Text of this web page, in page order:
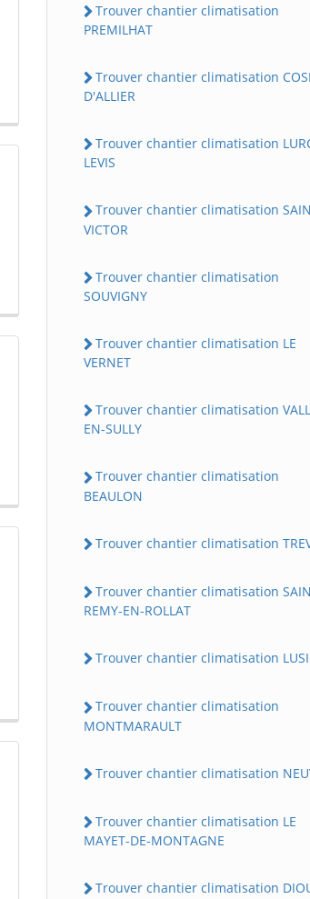
Trouver chantier climatisation
PREMILHAT
Trouver chantier climatisation
D'ALLIER
Trouver chantier climatisation
LEVIS
Trouver chantier climatisation
VICTOR
Trouver chantier climatisation
SOUVIGNY
Trouver chantier climatisation LE
VERNET
Trouver chantier climatisation
EN-SULLY
Trouver chantier climatisation
BEAULON
Trouver chantier climatisation
Trouver chantier climatisation
REMY-EN-ROLLAT
Trouver chantier climatisation
Trouver chantier climatisation
MONTMARAULT
Trouver chantier climatisation
Trouver chantier climatisation LE
MAYET-DE-MONTAGNE
Trouver chantier climatisation